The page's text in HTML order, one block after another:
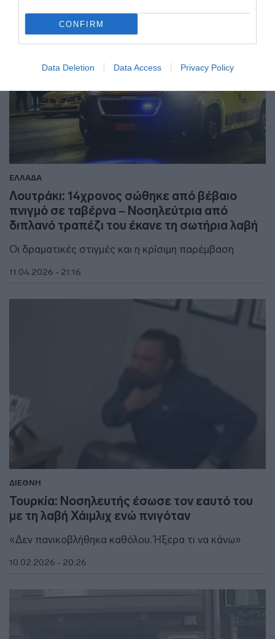
CONFIRM
Data Deletion Data Access Privacy Policy
ΕΛΛΑΔΑ
Λουτράκι: 14χρονος σώθηκε από βέβαιο
πνιγμό σε ταβέρνα – Νοσηλεύτρια από
διπλανό τραπέζι του έκανε τη σωτήρια λαβή
Οι δραματικές στιγμές και η κρίσιμη παρέμβαση
11.04.2026 - 21:16
ΔΙΕΘΝΗ
Τουρκία: Νοσηλευτής έσωσε τον εαυτό του
με τη λαβή Χάιμλιχ ενώ πνιγόταν
«Δεν πανικοβλήθηκα καθόλου. Ήξερα τι να κάνω»
10.02.2026 - 20:26